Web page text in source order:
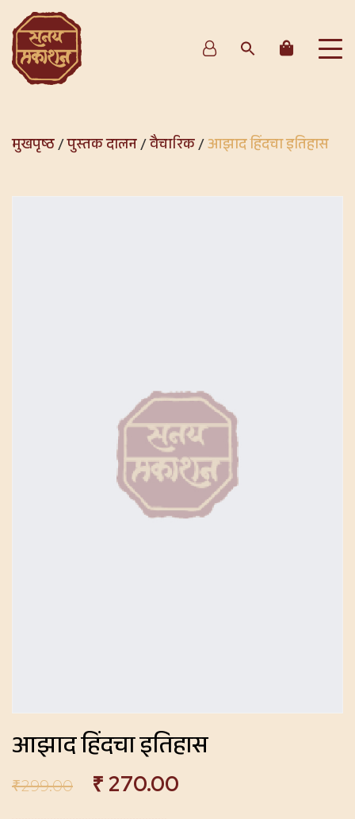
मुखपृष्ठ/पुस्तक दालन/वैचारिक/आझाद हिंदचा इतिहास
आझाद हिंदचा इतिहास
₹299.00 ₹ 270.00